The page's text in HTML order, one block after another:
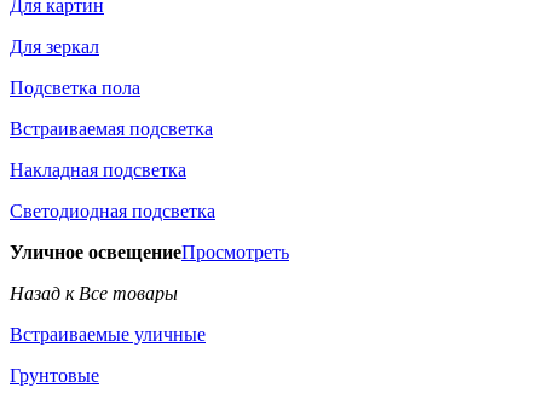
Для картин
Для зеркал
Подсветка пола
Встраиваемая подсветка
Накладная подсветка
Светодиодная подсветка
Уличное освещениеПросмотреть
Назад к Все товары
Встраиваемые уличные
Грунтовые